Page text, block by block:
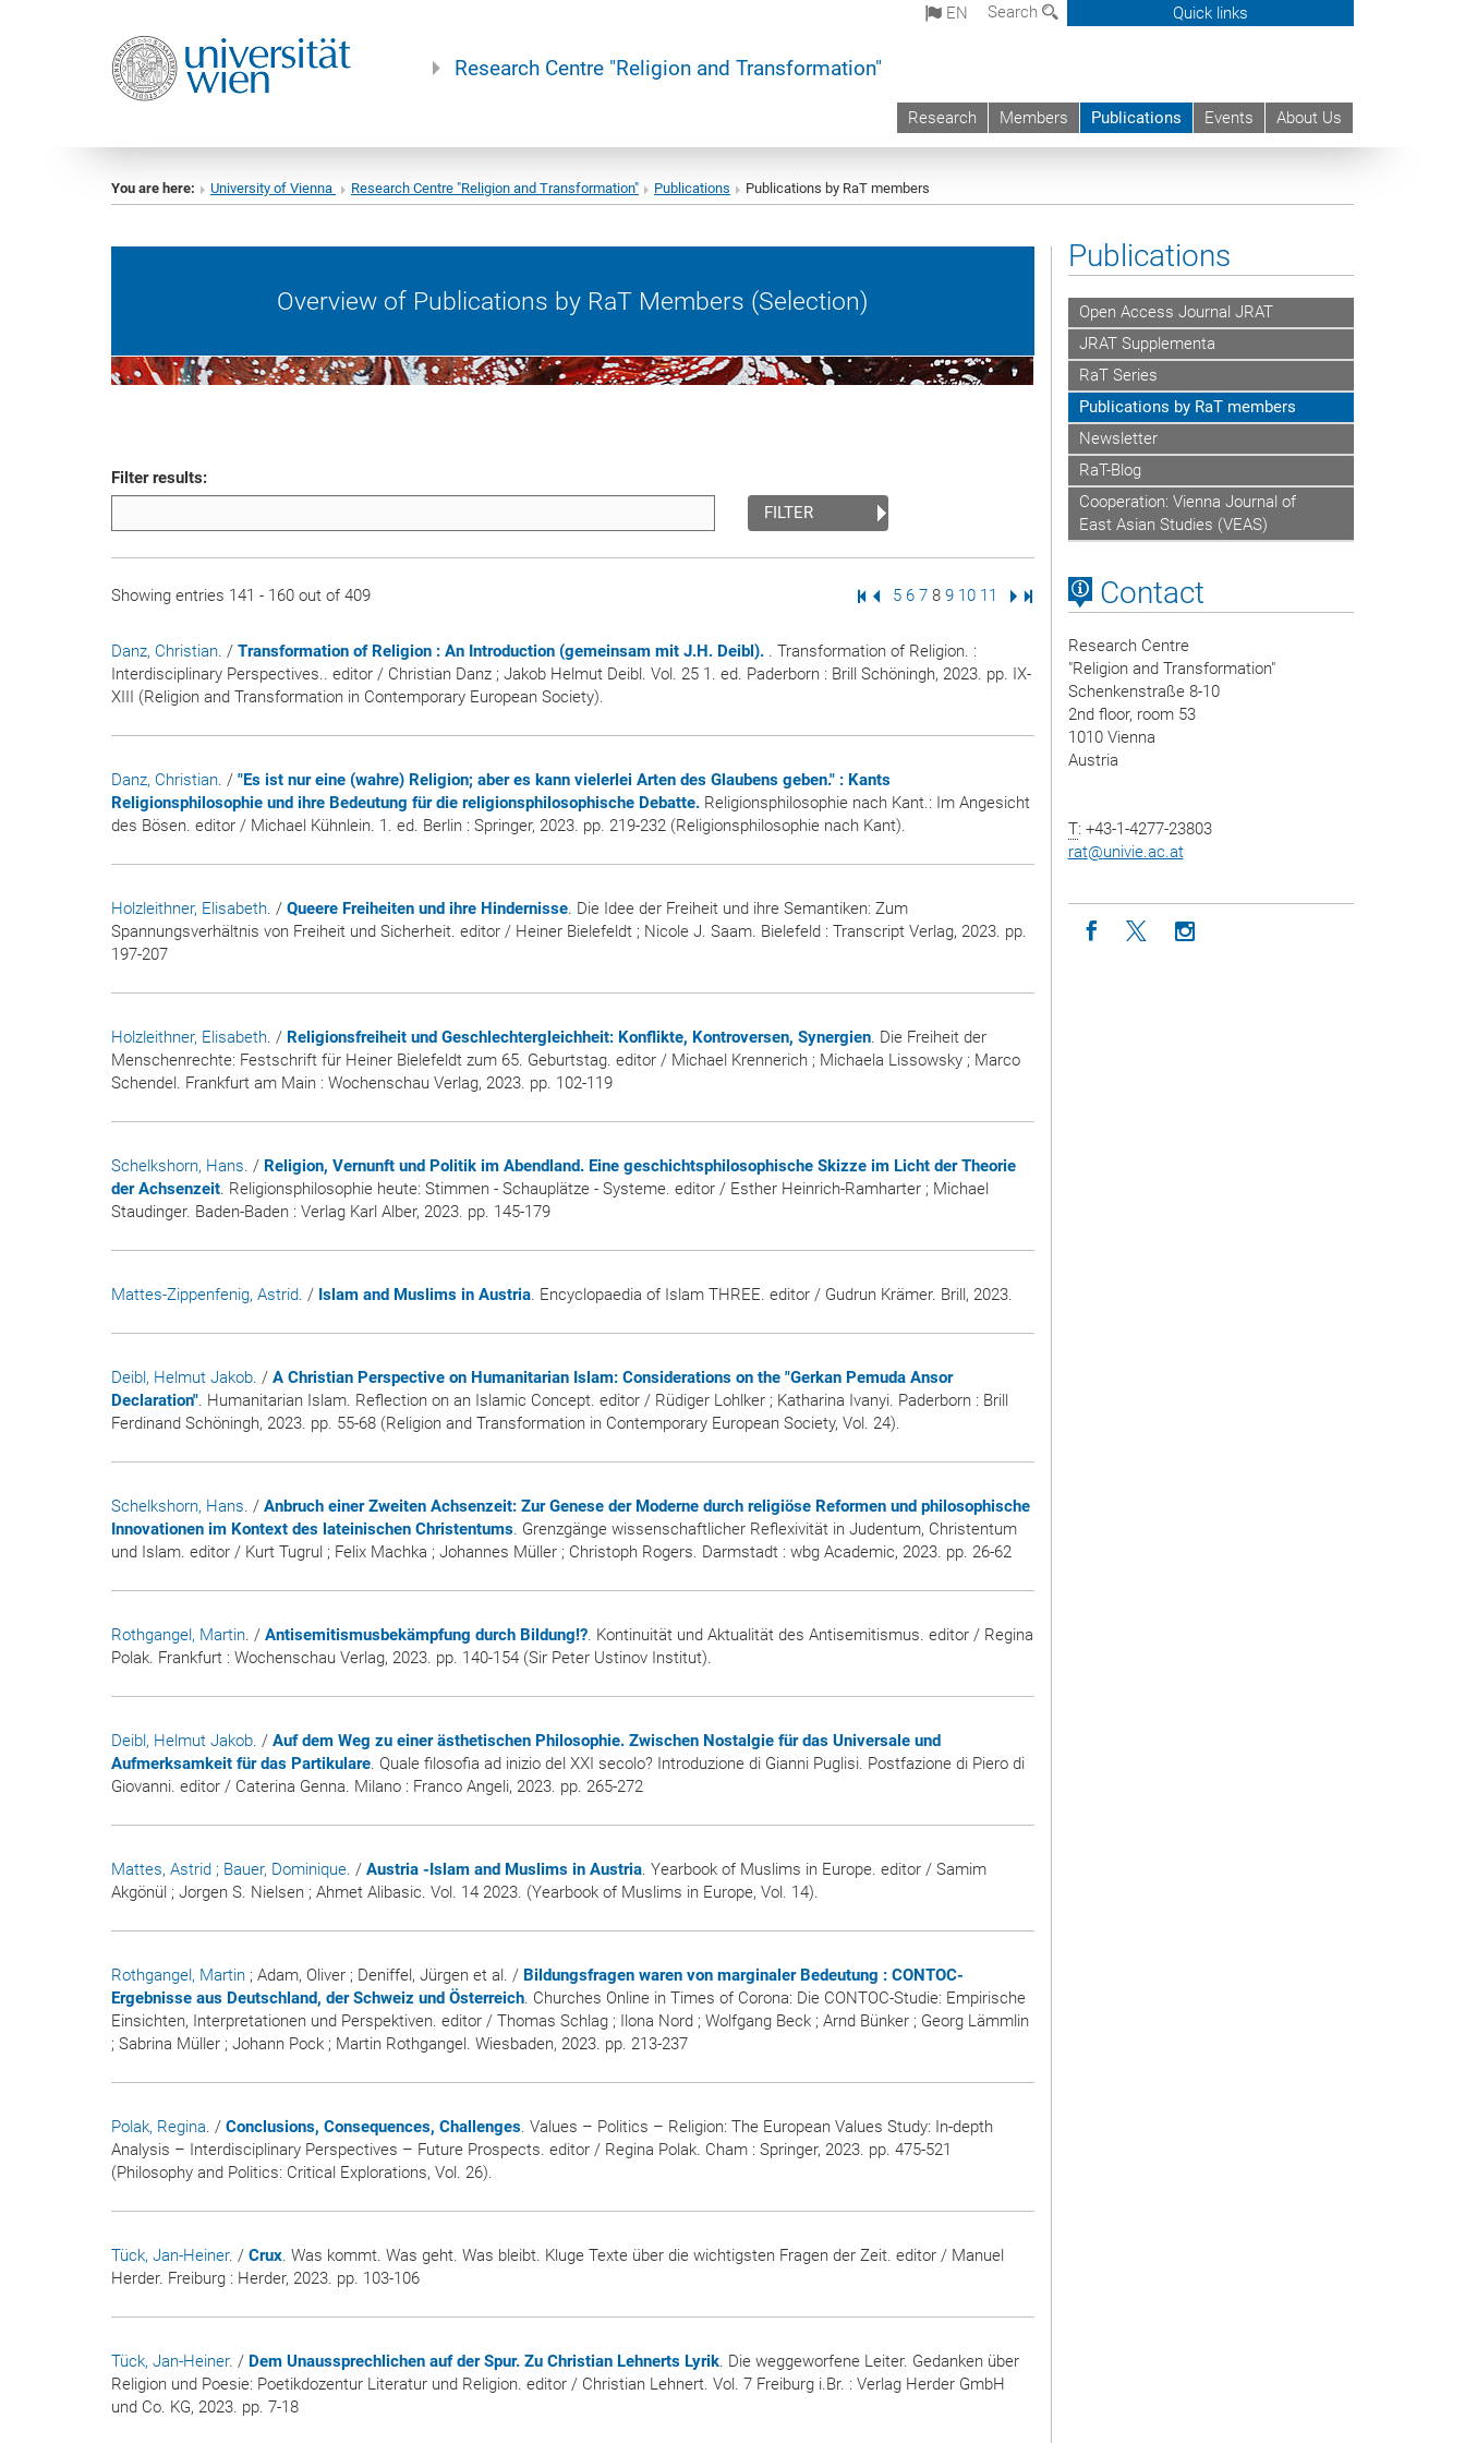
EN Search Quick links
Research Centre "Religion and Transformation"
Research Members Publications Events About Us
You are here: University of Vienna Research Centre "Religion and Transformation" Publications Publications by RaT members
Overview of Publications by RaT Members (Selection)
Filter results:
FILTER
Showing entries 141 - 160 out of 409 First Page
Previous Page
Page
5 Page
6 Page
7 Page
8 Page
9 Page
10 Page
11 Next Page
Last Page
Danz, Christian. / Transformation of Religion : An Introduction (gemeinsam mit J.H. Deibl). . Transformation of Religion. :
Interdisciplinary Perspectives.. editor / Christian Danz ; Jakob Helmut Deibl. Vol. 25 1. ed. Paderborn : Brill Schöningh, 2023. pp. IX-
XIII (Religion and Transformation in Contemporary European Society).
Danz, Christian. / "Es ist nur eine (wahre) Religion; aber es kann vielerlei Arten des Glaubens geben." : Kants
Religionsphilosophie und ihre Bedeutung für die religionsphilosophische Debatte. Religionsphilosophie nach Kant.: Im Angesicht
des Bösen. editor / Michael Kühnlein. 1. ed. Berlin : Springer, 2023. pp. 219-232 (Religionsphilosophie nach Kant).
Holzleithner, Elisabeth. / Queere Freiheiten und ihre Hindernisse. Die Idee der Freiheit und ihre Semantiken: Zum
Spannungsverhältnis von Freiheit und Sicherheit. editor / Heiner Bielefeldt ; Nicole J. Saam. Bielefeld : Transcript Verlag, 2023. pp.
197-207
Holzleithner, Elisabeth. / Religionsfreiheit und Geschlechtergleichheit: Konflikte, Kontroversen, Synergien. Die Freiheit der
Menschenrechte: Festschrift für Heiner Bielefeldt zum 65. Geburtstag. editor / Michael Krennerich ; Michaela Lissowsky ; Marco
Schendel. Frankfurt am Main : Wochenschau Verlag, 2023. pp. 102-119
Schelkshorn, Hans. / Religion, Vernunft und Politik im Abendland. Eine geschichtsphilosophische Skizze im Licht der Theorie
der Achsenzeit. Religionsphilosophie heute: Stimmen - Schauplätze - Systeme. editor / Esther Heinrich-Ramharter ; Michael
Staudinger. Baden-Baden : Verlag Karl Alber, 2023. pp. 145-179
Mattes-Zippenfenig, Astrid. / Islam and Muslims in Austria. Encyclopaedia of Islam THREE. editor / Gudrun Krämer. Brill, 2023.
Deibl, Helmut Jakob. / A Christian Perspective on Humanitarian Islam: Considerations on the "Gerkan Pemuda Ansor
Declaration". Humanitarian Islam. Reflection on an Islamic Concept. editor / Rüdiger Lohlker ; Katharina Ivanyi. Paderborn : Brill
Ferdinand Schöningh, 2023. pp. 55-68 (Religion and Transformation in Contemporary European Society, Vol. 24).
Schelkshorn, Hans. / Anbruch einer Zweiten Achsenzeit: Zur Genese der Moderne durch religiöse Reformen und philosophische
Innovationen im Kontext des lateinischen Christentums. Grenzgänge wissenschaftlicher Reflexivität in Judentum, Christentum
und Islam. editor / Kurt Tugrul ; Felix Machka ; Johannes Müller ; Christoph Rogers. Darmstadt : wbg Academic, 2023. pp. 26-62
Rothgangel, Martin. / Antisemitismusbekämpfung durch Bildung!?. Kontinuität und Aktualität des Antisemitismus. editor / Regina
Polak. Frankfurt : Wochenschau Verlag, 2023. pp. 140-154 (Sir Peter Ustinov Institut).
Deibl, Helmut Jakob. / Auf dem Weg zu einer ästhetischen Philosophie. Zwischen Nostalgie für das Universale und
Aufmerksamkeit für das Partikulare. Quale filosofia ad inizio del XXI secolo? Introduzione di Gianni Puglisi. Postfazione di Piero di
Giovanni. editor / Caterina Genna. Milano : Franco Angeli, 2023. pp. 265-272
Mattes, Astrid ; Bauer, Dominique. / Austria -Islam and Muslims in Austria. Yearbook of Muslims in Europe. editor / Samim
Akgönül ; Jorgen S. Nielsen ; Ahmet Alibasic. Vol. 14 2023. (Yearbook of Muslims in Europe, Vol. 14).
Rothgangel, Martin ; Adam, Oliver ; Deniffel, Jürgen et al. / Bildungsfragen waren von marginaler Bedeutung : CONTOC-
Ergebnisse aus Deutschland, der Schweiz und Österreich. Churches Online in Times of Corona: Die CONTOC-Studie: Empirische
Einsichten, Interpretationen und Perspektiven. editor / Thomas Schlag ; Ilona Nord ; Wolfgang Beck ; Arnd Bünker ; Georg Lämmlin
; Sabrina Müller ; Johann Pock ; Martin Rothgangel. Wiesbaden, 2023. pp. 213-237
Polak, Regina. / Conclusions, Consequences, Challenges. Values – Politics – Religion: The European Values Study: In-depth
Analysis – Interdisciplinary Perspectives – Future Prospects. editor / Regina Polak. Cham : Springer, 2023. pp. 475-521
(Philosophy and Politics: Critical Explorations, Vol. 26).
Tück, Jan-Heiner. / Crux. Was kommt. Was geht. Was bleibt. Kluge Texte über die wichtigsten Fragen der Zeit. editor / Manuel
Herder. Freiburg : Herder, 2023. pp. 103-106
Tück, Jan-Heiner. / Dem Unaussprechlichen auf der Spur. Zu Christian Lehnerts Lyrik. Die weggeworfene Leiter. Gedanken über
Religion und Poesie: Poetikdozentur Literatur und Religion. editor / Christian Lehnert. Vol. 7 Freiburg i.Br. : Verlag Herder GmbH
und Co. KG, 2023. pp. 7-18
Publications
Open Access Journal JRAT
JRAT Supplementa
RaT Series
Publications by RaT members
Newsletter
RaT-Blog
Cooperation: Vienna Journal of
East Asian Studies (VEAS)
Contact
Research Centre
"Religion and Transformation"
Schenkenstraße 8-10
2nd floor, room 53
1010 Vienna
Austria
T: +43-1-4277-23803
rat@univie.ac.at
Icon facebook
Icon twitter
Icon instagram